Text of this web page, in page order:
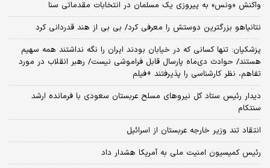
واکنش «ونس» به پیروزی یک مسلمان در انتخابات مقدماتی سنا
نتانیاهو بزرگترین دوستش را معرفی کرد/ بی بی از هند قدردانی کرد
پزشکیان: تنها کسانی که در خیابان بودند ایران را نگه نداشتند همه سهیم
هستند/ حوادث دی‌ماه پارسال قابل فراموشی نیست/ رهبر انقلاب در مورد
تفاهم، نظر کارشناسی را پذیرفتند +فیلم
دیدار رئیس ستاد کل نیروهای مسلح عربستان سعودی با فرمانده ارشد
سنتکام
انتقاد تند وزیر خارجه عربستان از اسرائیل
رئیس کمیسیون امنیت ملی به آمریکا هشدار داد